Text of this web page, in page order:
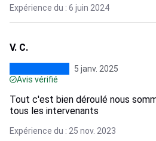
Expérience du : 6 juin 2024
V. C.
5 janv. 2025
Avis vérifié
Tout c'est bien déroulé nous
tous les intervenants
Expérience du : 25 nov. 2023